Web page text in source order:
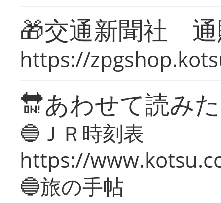
🎁交通新聞社
https://
🔛あわせて読み
🔵ＪＲ時刻表
https://
🔵旅の手帖